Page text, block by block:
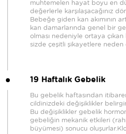
muhtemelen hayat boyu en
değerlerle karşılaşacağınız
Bebeğe giden kan akımının
kan damarlarında genel bir
olması nedeniyle ortaya
sizde çeşitli şikayetlere neden
19 Haftalık Gebelik
Bu gebelik haftasından
cildinizdeki değişiklikler
Bu değişiklikler gebelik
gebeliğin mekanik etkileri
büyümesi) sonucu